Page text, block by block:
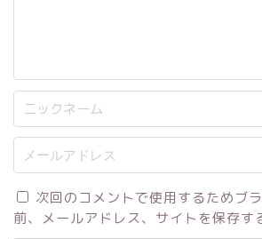
次回のコメントで使用するためブ
前、メールアドレス、サイトを保存す